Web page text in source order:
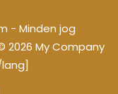
- Minden jog
My Company